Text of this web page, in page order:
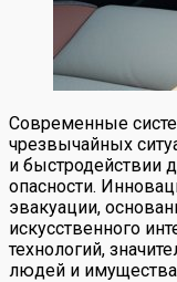
Современные
чрезвычайных
и быстродействии
опасности.
эвакуации,
искусственного
технологий,
людей и